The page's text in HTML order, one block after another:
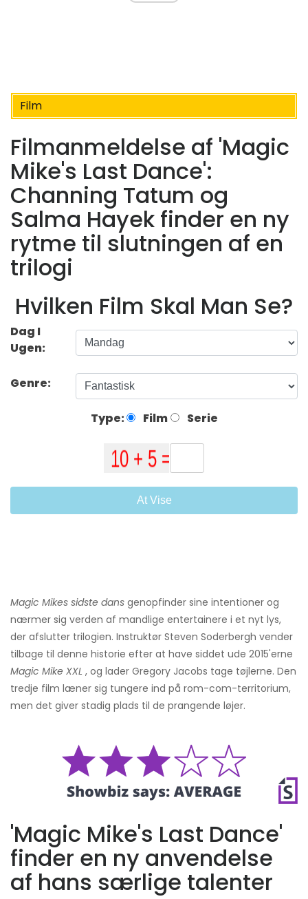
Film
Filmanmeldelse af 'Magic
Mike's Last Dance':
Channing Tatum og
Salma Hayek finder en ny
rytme til slutningen af ​​en
trilogi
Hvilken Film Skal Man Se?
Dag I
Ugen:
Genre:
Type: Film Serie
At Vise
Magic Mikes sidste dans genopfinder sine intentioner og
nærmer sig verden af ​​mandlige entertainere i et nyt lys,
der afslutter trilogien. Instruktør Steven Soderbergh vender
tilbage til denne historie efter at have siddet ude 2015'erne
Magic Mike XXL , og lader Gregory Jacobs tage tøjlerne. Den
tredje film læner sig tungere ind på rom-com-territorium,
men det giver stadig plads til de prangende løjer.
'Magic Mike's Last Dance'
finder en ny anvendelse
af hans særlige talenter